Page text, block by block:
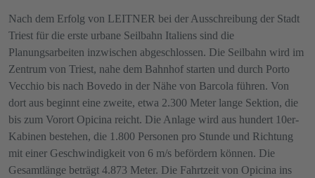
Nach dem Erfolg von LEITNER bei der Ausschreibung der Stadt
Triest für die erste urbane Seilbahn Italiens sind die
Planungsarbeiten inzwischen abgeschlossen. Die Seilbahn wird im
Zentrum von Triest, nahe dem Bahnhof starten und durch Porto
Vecchio bis nach Bovedo in der Nähe von Barcola führen. Von
dort aus beginnt eine zweite, etwa 2.300 Meter lange Sektion, die
bis zum Vorort Opicina reicht. Die Anlage wird aus hundert 10er-
Kabinen bestehen, die 1.800 Personen pro Stunde und Richtung
mit einer Geschwindigkeit von 6 m/s befördern können. Die
Gesamtlänge beträgt 4.873 Meter. Die Fahrtzeit von Opicina ins